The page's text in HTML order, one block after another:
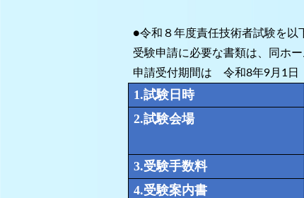
●令和８年度責任技術者試験を以
受験申請に必要な書類は、同ホ
申請受付期間は 令和8年9月1日
1.試験日時
2.試験会場
3.受験手数料
4.受験案内書